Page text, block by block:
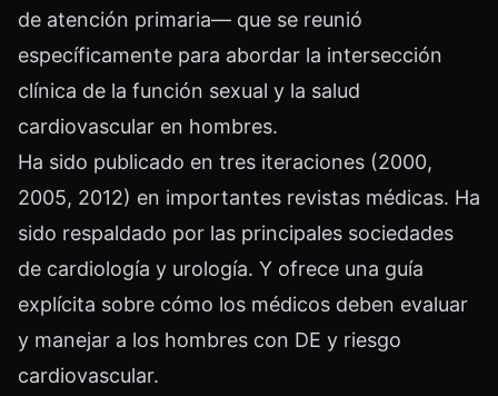
de atención primaria— que se reunió
específicamente para abordar la intersección
clínica de la función sexual y la salud
cardiovascular en hombres.
Ha sido publicado en tres iteraciones (2000,
2005, 2012) en importantes revistas médicas. Ha
sido respaldado por las principales sociedades
de cardiología y urología. Y ofrece una guía
explícita sobre cómo los médicos deben evaluar
y manejar a los hombres con DE y riesgo
cardiovascular.